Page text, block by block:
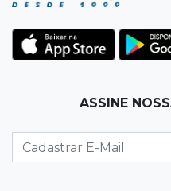
antes de bebê
Juiz manda soltar
ASSINE